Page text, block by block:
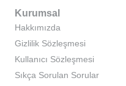
Kurumsal
Hakkımızda
Gizlilik Sözleşmesi
Kullanıcı Sözleşmesi
Sıkça Sorulan Sorular